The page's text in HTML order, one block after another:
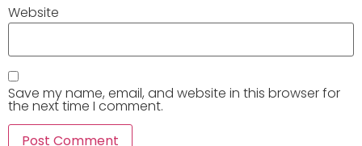
Website
Save my name, email, and website in this browser for
the next time I comment.